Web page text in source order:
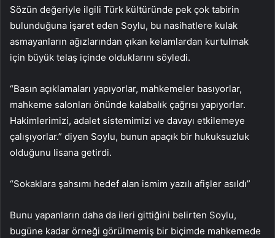
Sözün değeriyle ilgili Türk kültüründe pek çok tabirin
bulunduğuna işaret eden Soylu, bu nasihatlere kulak
asmayanların ağızlarından çıkan kelamlardan kurtulmak
için büyük telaş içinde olduklarını söyledi.
“Basın açıklamaları yapıyorlar, mahkemeler basıyorlar,
mahkeme salonları önünde kalabalık çağrısı yapıyorlar.
Hakimlerimizi, adalet sistemimizi ve davayı etkilemeye
çalışıyorlar.” diyen Soylu, bunun apaçık bir hukuksuzluk
olduğunu lisana getirdi.
“Sokaklara şahsımı hedef alan ismim yazılı afişler asıldı”
Bunu yapanların daha da ileri gittiğini belirten Soylu,
bugüne kadar örneği görülmemiş bir biçimde mahkemede